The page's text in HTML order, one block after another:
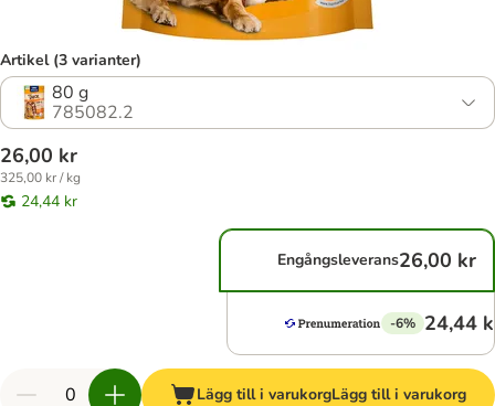
Artikel (3 varianter)
80 g
785082.2
26,00 kr
325,00 kr / kg
24,44 kr
Engångsleverans26,00 kr
-6% 24,44
Lägg till i varukorgLägg till i varukorg